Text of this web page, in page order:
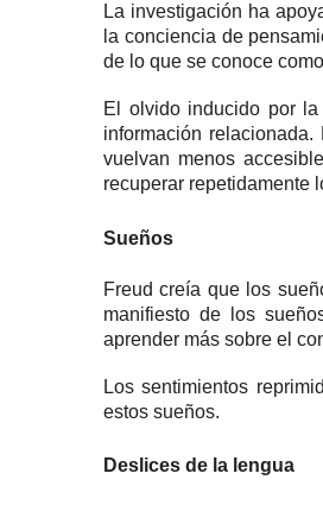
La investigación ha
la conciencia de
de lo que se conoce
El olvido inducido por la
información relacionada.
vuelvan menos
recuperar repetidamente
Sueños
Freud creía que los
manifiesto de los
aprender más sobre el
Los sentimientos
estos sueños.
Deslices de la lengua